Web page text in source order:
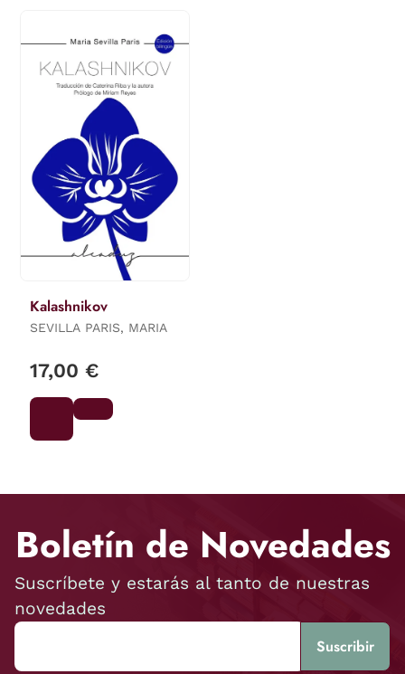
Kalashnikov
SEVILLA PARIS, MARIA
17,00 €
Boletín de Novedades
Suscríbete y estarás al tanto de nuestras
novedades